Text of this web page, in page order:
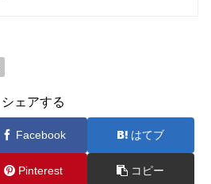
シェアする
Facebook はてブ
Pinterest コピー